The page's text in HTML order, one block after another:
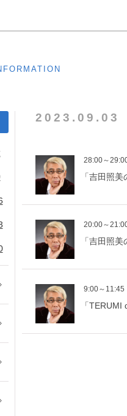
2023.09.03
28:00～
「吉田照美
20:00～
「吉田照美
9:00～11:45
「